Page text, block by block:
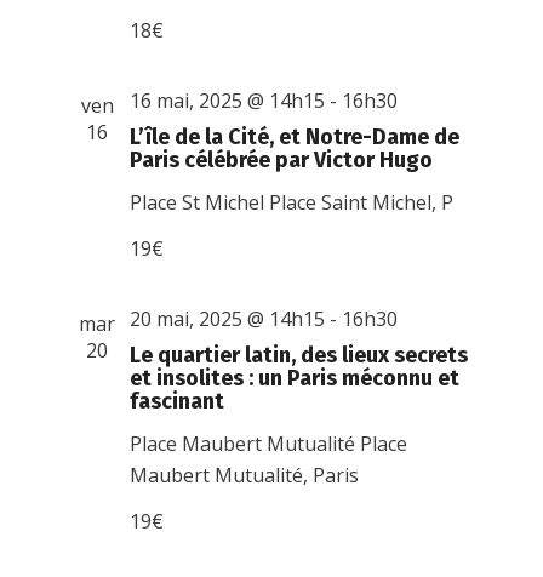
18€
ven
16
L’île de la Cité, et Notre-Dame de
Paris célébrée par Victor Hugo
16 mai, 2025 @ 14h15 - 16h30
Place St Michel Place Saint Michel, P
19€
mar
20
Le quartier latin, des lieux secrets
et insolites : un Paris méconnu et
fascinant
20 mai, 2025 @ 14h15 - 16h30
Place Maubert Mutualité Place
Maubert Mutualité, Paris
19€